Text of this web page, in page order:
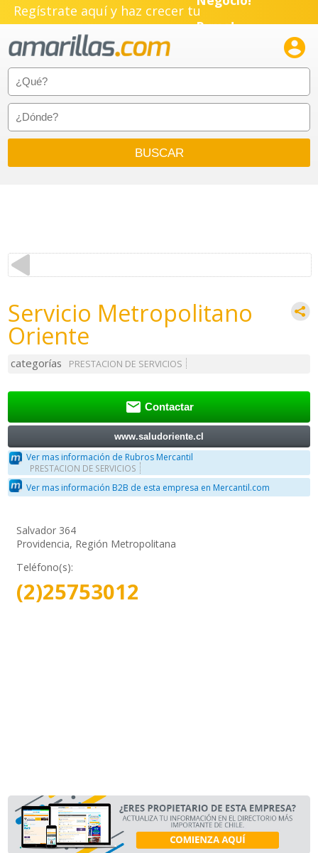
Regístrate aquí y haz crecer tuNegocio!
Emprendimiento!

Servicio Metropolitano
Oriente
categorías PRESTACION DE SERVICIOS
 Contactar
www.saludoriente.cl
Ver mas información de Rubros Mercantil
PRESTACION DE SERVICIOS
Ver mas información B2B de esta empresa en Mercantil.com
Salvador 364
Providencia, Región Metropolitana
Teléfono(s):
(2)25753012